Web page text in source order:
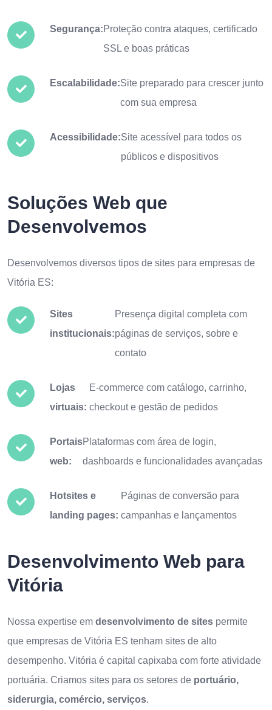
Segurança:Proteção contra ataques, certificado
SSL e boas práticas
Escalabilidade:Site preparado para crescer junto
com sua empresa
Acessibilidade:Site acessível para todos os
públicos e dispositivos
Soluções Web que
Desenvolvemos
Desenvolvemos diversos tipos de sites para empresas de
Vitória ES:
Sites
institucionais:
Presença digital completa com
páginas de serviços, sobre e
contato
Lojas
virtuais:
E-commerce com catálogo, carrinho,
checkout e gestão de pedidos
Portais
web:
Plataformas com área de login,
dashboards e funcionalidades avançadas
Hotsites e
landing pages:
Páginas de conversão para
campanhas e lançamentos
Desenvolvimento Web para
Vitória
Nossa expertise em desenvolvimento de sites permite
que empresas de Vitória ES tenham sites de alto
desempenho. Vitória é capital capixaba com forte atividade
portuária. Criamos sites para os setores de portuário,
siderurgia, comércio, serviços.